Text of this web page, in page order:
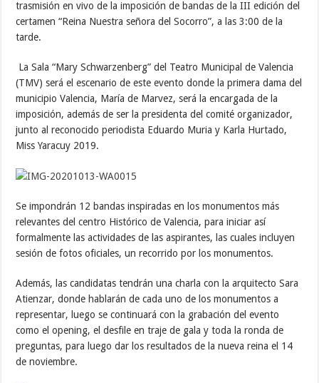
trasmisión en vivo de la imposición de bandas de la III edición del
certamen “Reina Nuestra señora del Socorro”, a las 3:00 de la
tarde.
La Sala “Mary Schwarzenberg” del Teatro Municipal de Valencia
(TMV) será el escenario de este evento donde la primera dama del
municipio Valencia, María de Marvez, será la encargada de la
imposición, además de ser la presidenta del comité organizador,
junto al reconocido periodista Eduardo Muria y Karla Hurtado,
Miss Yaracuy 2019.
Se impondrán 12 bandas inspiradas en los monumentos más
relevantes del centro Histórico de Valencia, para iniciar así
formalmente las actividades de las aspirantes, las cuales incluyen
sesión de fotos oficiales, un recorrido por los monumentos.
Además, las candidatas tendrán una charla con la arquitecto Sara
Atienzar, donde hablarán de cada uno de los monumentos a
representar, luego se continuará con la grabación del evento
como el opening, el desfile en traje de gala y toda la ronda de
preguntas, para luego dar los resultados de la nueva reina el 14
de noviembre.